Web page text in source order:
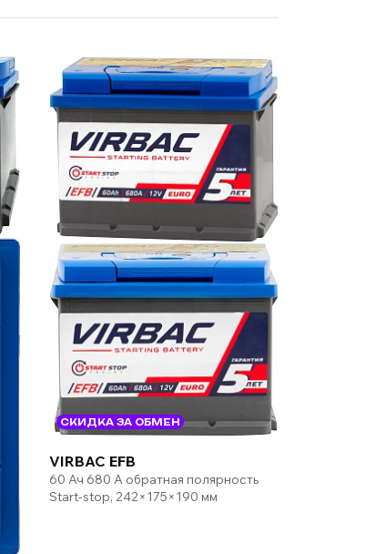
СКИДКА ЗА ОБМЕН
VIRBAC EFB
60 Ач 680 А обратная полярность
Start-stop, 242×175×190 мм